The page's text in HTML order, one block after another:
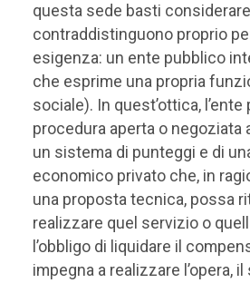
questa sede basti
contraddistinguono proprio
esigenza: un ente pubblico
che esprime una propria
sociale). In quest’ottica,
procedura aperta o negoziata
un sistema di punteggi e di
economico privato che, in
una proposta tecnica, possa
realizzare quel servizio o
l’obbligo di liquidare il
impegna a realizzare l’opera,